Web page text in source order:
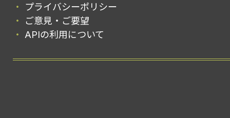
プライバシーポリシー
ご意見・ご要望
APIの利用について